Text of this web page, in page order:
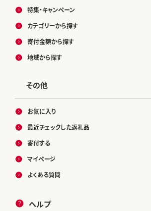
特集・キャンペーン
カテゴリーから探す
寄付金額から探す
地域から探す
その他
お気に入り
最近チェックした返礼品
寄付する
マイページ
よくある質問
ヘルプ